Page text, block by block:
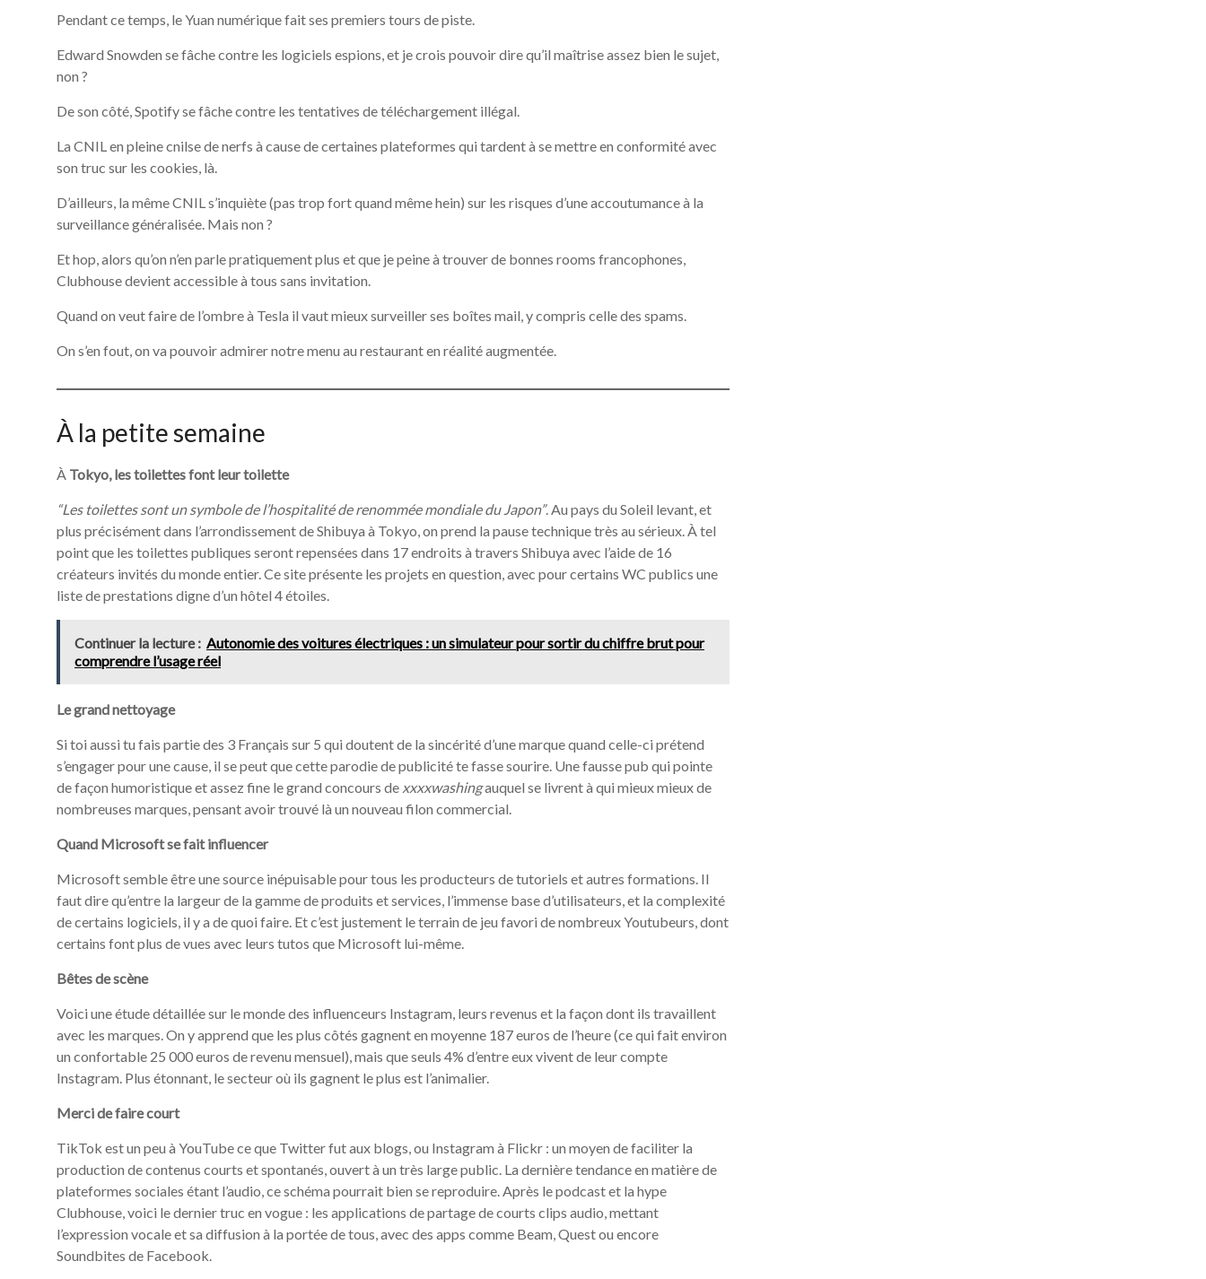
Pendant ce temps, le Yuan numérique fait ses premiers tours de piste.
Edward Snowden se fâche contre les logiciels espions, et je crois pouvoir dire qu’il maîtrise assez bien le sujet,
non ?
De son côté, Spotify se fâche contre les tentatives de téléchargement illégal.
La CNIL en pleine cnilse de nerfs à cause de certaines plateformes qui tardent à se mettre en conformité avec
son truc sur les cookies, là.
D’ailleurs, la même CNIL s’inquiète (pas trop fort quand même hein) sur les risques d’une accoutumance à la
surveillance généralisée. Mais non ?
Et hop, alors qu’on n’en parle pratiquement plus et que je peine à trouver de bonnes rooms francophones,
Clubhouse devient accessible à tous sans invitation.
Quand on veut faire de l’ombre à Tesla il vaut mieux surveiller ses boîtes mail, y compris celle des spams.
On s’en fout, on va pouvoir admirer notre menu au restaurant en réalité augmentée.
À la petite semaine
À Tokyo, les toilettes font leur toilette
“Les toilettes sont un symbole de l’hospitalité de renommée mondiale du Japon”. Au pays du Soleil levant, et
plus précisément dans l’arrondissement de Shibuya à Tokyo, on prend la pause technique très au sérieux. À tel
point que les toilettes publiques seront repensées dans 17 endroits à travers Shibuya avec l’aide de 16
créateurs invités du monde entier. Ce site présente les projets en question, avec pour certains WC publics une
liste de prestations digne d’un hôtel 4 étoiles.
Continuer la lecture : Autonomie des voitures électriques : un simulateur pour sortir du chiffre brut pour
comprendre l’usage réel
Le grand nettoyage
Si toi aussi tu fais partie des 3 Français sur 5 qui doutent de la sincérité d’une marque quand celle-ci prétend
s’engager pour une cause, il se peut que cette parodie de publicité te fasse sourire. Une fausse pub qui pointe
de façon humoristique et assez fine le grand concours de xxxxwashingauquel se livrent à qui mieux mieux de
nombreuses marques, pensant avoir trouvé là un nouveau filon commercial.
Quand Microsoft se fait influencer
Microsoft semble être une source inépuisable pour tous les producteurs de tutoriels et autres formations. Il
faut dire qu’entre la largeur de la gamme de produits et services, l’immense base d’utilisateurs, et la complexité
de certains logiciels, il y a de quoi faire. Et c’est justement le terrain de jeu favori de nombreux Youtubeurs, dont
certains font plus de vues avec leurs tutos que Microsoft lui-même.
Bêtes de scène
Voici une étude détaillée sur le monde des influenceurs Instagram, leurs revenus et la façon dont ils travaillent
avec les marques. On y apprend que les plus côtés gagnent en moyenne 187 euros de l’heure (ce qui fait environ
un confortable 25 000 euros de revenu mensuel), mais que seuls 4% d’entre eux vivent de leur compte
Instagram. Plus étonnant, le secteur où ils gagnent le plus est l’animalier.
Merci de faire court
TikTok est un peu à YouTube ce que Twitter fut aux blogs, ou Instagram à Flickr : un moyen de faciliter la
production de contenus courts et spontanés, ouvert à un très large public. La dernière tendance en matière de
plateformes sociales étant l’audio, ce schéma pourrait bien se reproduire. Après le podcast et la hype
Clubhouse, voici le dernier truc en vogue : les applications de partage de courts clips audio, mettant
l’expression vocale et sa diffusion à la portée de tous, avec des apps comme Beam, Quest ou encore
Soundbites de Facebook.